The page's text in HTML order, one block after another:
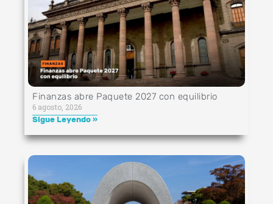
Finanzas abre Paquete 2027 con equilibrio
6 agosto, 2026
Sigue Leyendo »